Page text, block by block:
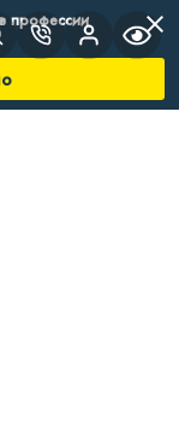
в профессии